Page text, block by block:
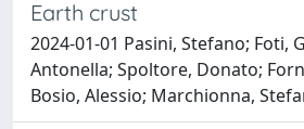
Earth crust
2024-01-01 Pasini, Stefano; Foti,
Antonella; Spoltore, Donato;
Bosio, Alessio; Marchionna,